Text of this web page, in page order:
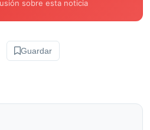
sobre esta noticia
Guardar